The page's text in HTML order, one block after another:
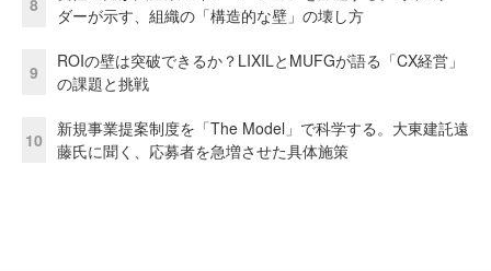
ダーが示す、組織の「構造的な壁」の壊し方
9
ROIの壁は突破できるか？LIXILとMUFGが語る「CX経営」
の課題と挑戦
10
新規事業提案制度を「The Model」で科学する。大東建託遠
藤氏に聞く、応募者を急増させた具体施策